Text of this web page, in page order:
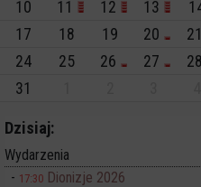
10
11 12 13
17
18 19 20 21
24
25 26 27 28
31
Dzisiaj:
Wydarzenia
17:30 Dionizje 2026